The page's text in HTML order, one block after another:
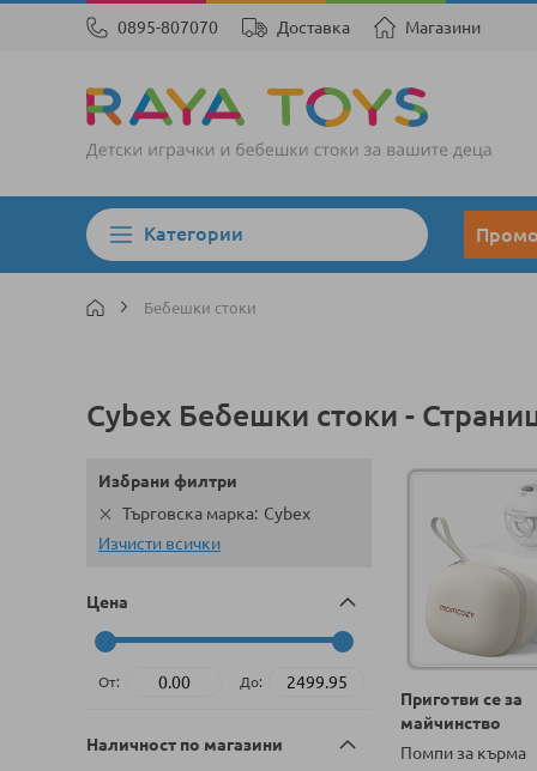
0895-807070 Доставка Магазини
Категории
Бебешки стоки
Cybex Бебешки стоки -
Приготви се за
майчинство
Помпи за кърма
Избрани филтри
Търговска марка Cybex
Изчисти всички
Цена
От: До:
Наличност по магазини